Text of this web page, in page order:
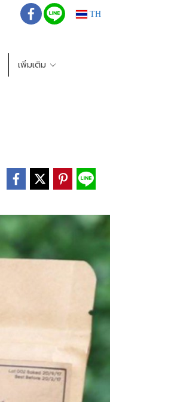
TH
เพิ่มเติม